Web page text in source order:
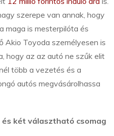
szerepe van annak, hogy
maga is mesterpilóta és
Akio Toyoda személyesen is
hogy az az autó ne szűk elit
több a vezetés és a
autós megvásárolhassa
két választható csomag